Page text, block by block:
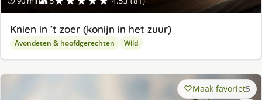
Knien in ’t zoer (konijn in het zuur)
Avondeten & hoofdgerechten Wild
Maak favoriet5